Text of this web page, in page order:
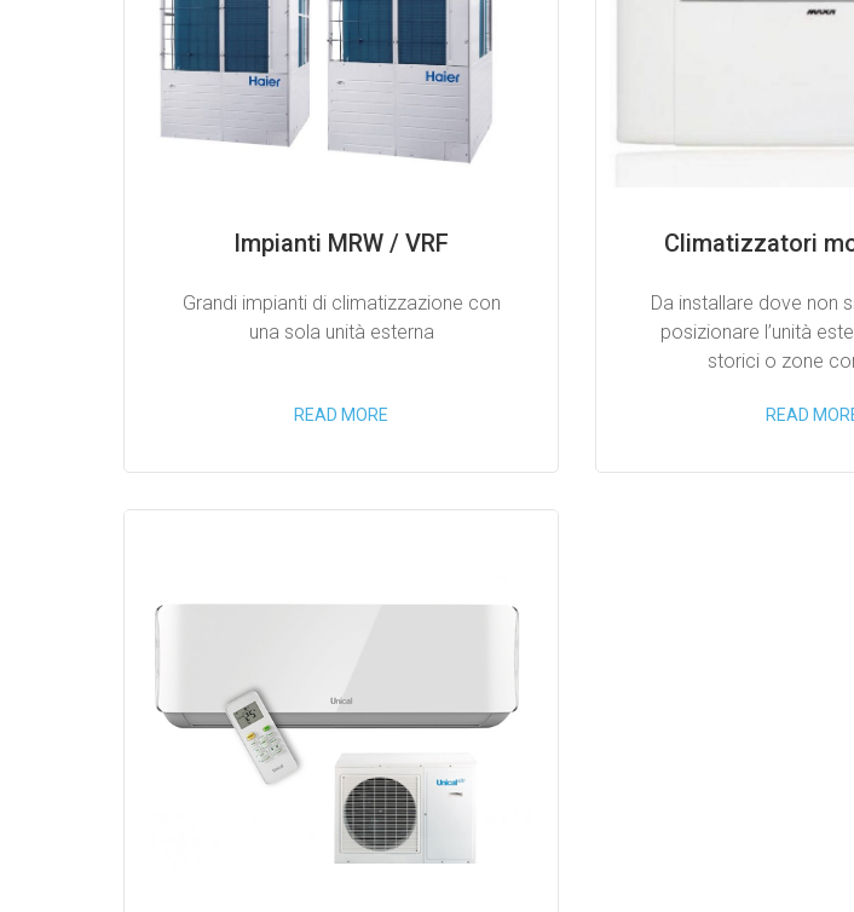
Impianti MRW / VRF
Grandi impianti di climatizzazione con
una sola unità esterna
READ MORE
Climatizzatori
Da installare dove non
posizionare l’unità
storici o zone
READ